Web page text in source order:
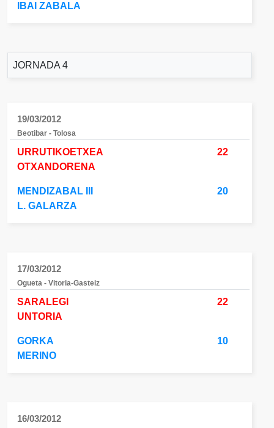
IBAI ZABALA
JORNADA 4
19/03/2012
Beotibar - Tolosa
URRUTIKOETXEA
OTXANDORENA
22
MENDIZABAL III
L. GALARZA
20
17/03/2012
Ogueta - Vitoria-Gasteiz
SARALEGI
UNTORIA
22
GORKA
MERINO
10
16/03/2012